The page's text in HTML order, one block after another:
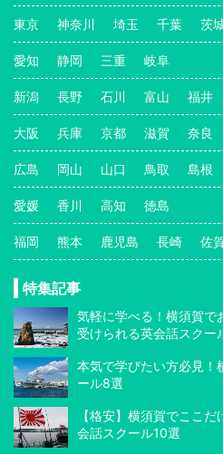
東京 神奈川 埼玉 千葉 茨
愛知 静岡 三重 岐阜
新潟 長野 石川 富山 福井
大阪 兵庫 京都 滋賀 奈良
広島 岡山 山口 鳥取 島根
愛媛 香川 高知 徳島
福岡 熊本 鹿児島 長崎 佐
特集記事
気軽に学べる！横須賀で
受けられる英会話スクー
本気で学びたい方必見！
ール8選
【格安】横須賀でここ
会話スクール10選